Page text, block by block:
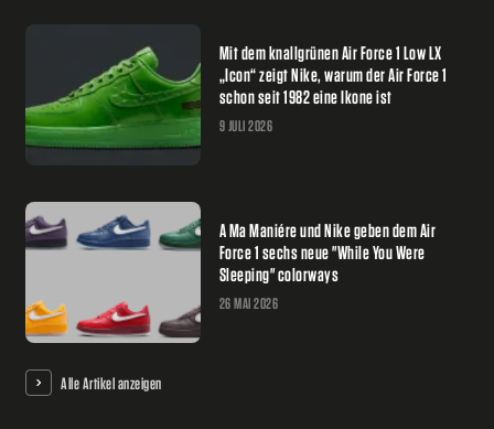
Mit dem knallgrünen Air Force 1 Low LX
„Icon“ zeigt Nike, warum der Air Force 1
schon seit 1982 eine Ikone ist
9 JULI 2026
A Ma Maniére und Nike geben dem Air
Force 1 sechs neue "While You Were
Sleeping" colorways
26 MAI 2026
Alle Artikel anzeigen